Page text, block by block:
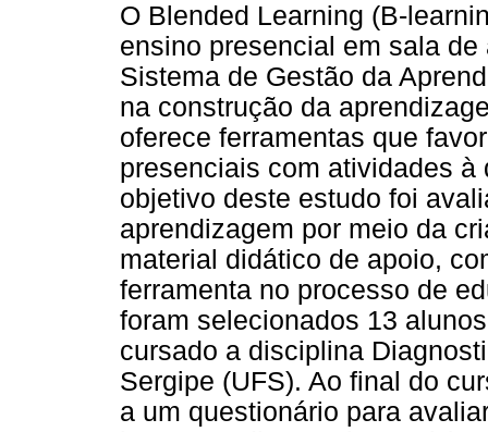
O Blended Learning (B-
ensino presencial em sala
Sistema de Gestão da
na construção da
oferece ferramentas que
presenciais com atividades
objetivo deste estudo foi
aprendizagem por meio da
material didático de apoio,
ferramenta no processo de
foram selecionados 13
cursado a disciplina
Sergipe (UFS). Ao final do
a um questionário para